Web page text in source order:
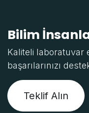
Bilim
Kaliteli laboratuvar
başarılarınızı
Teklif Alın